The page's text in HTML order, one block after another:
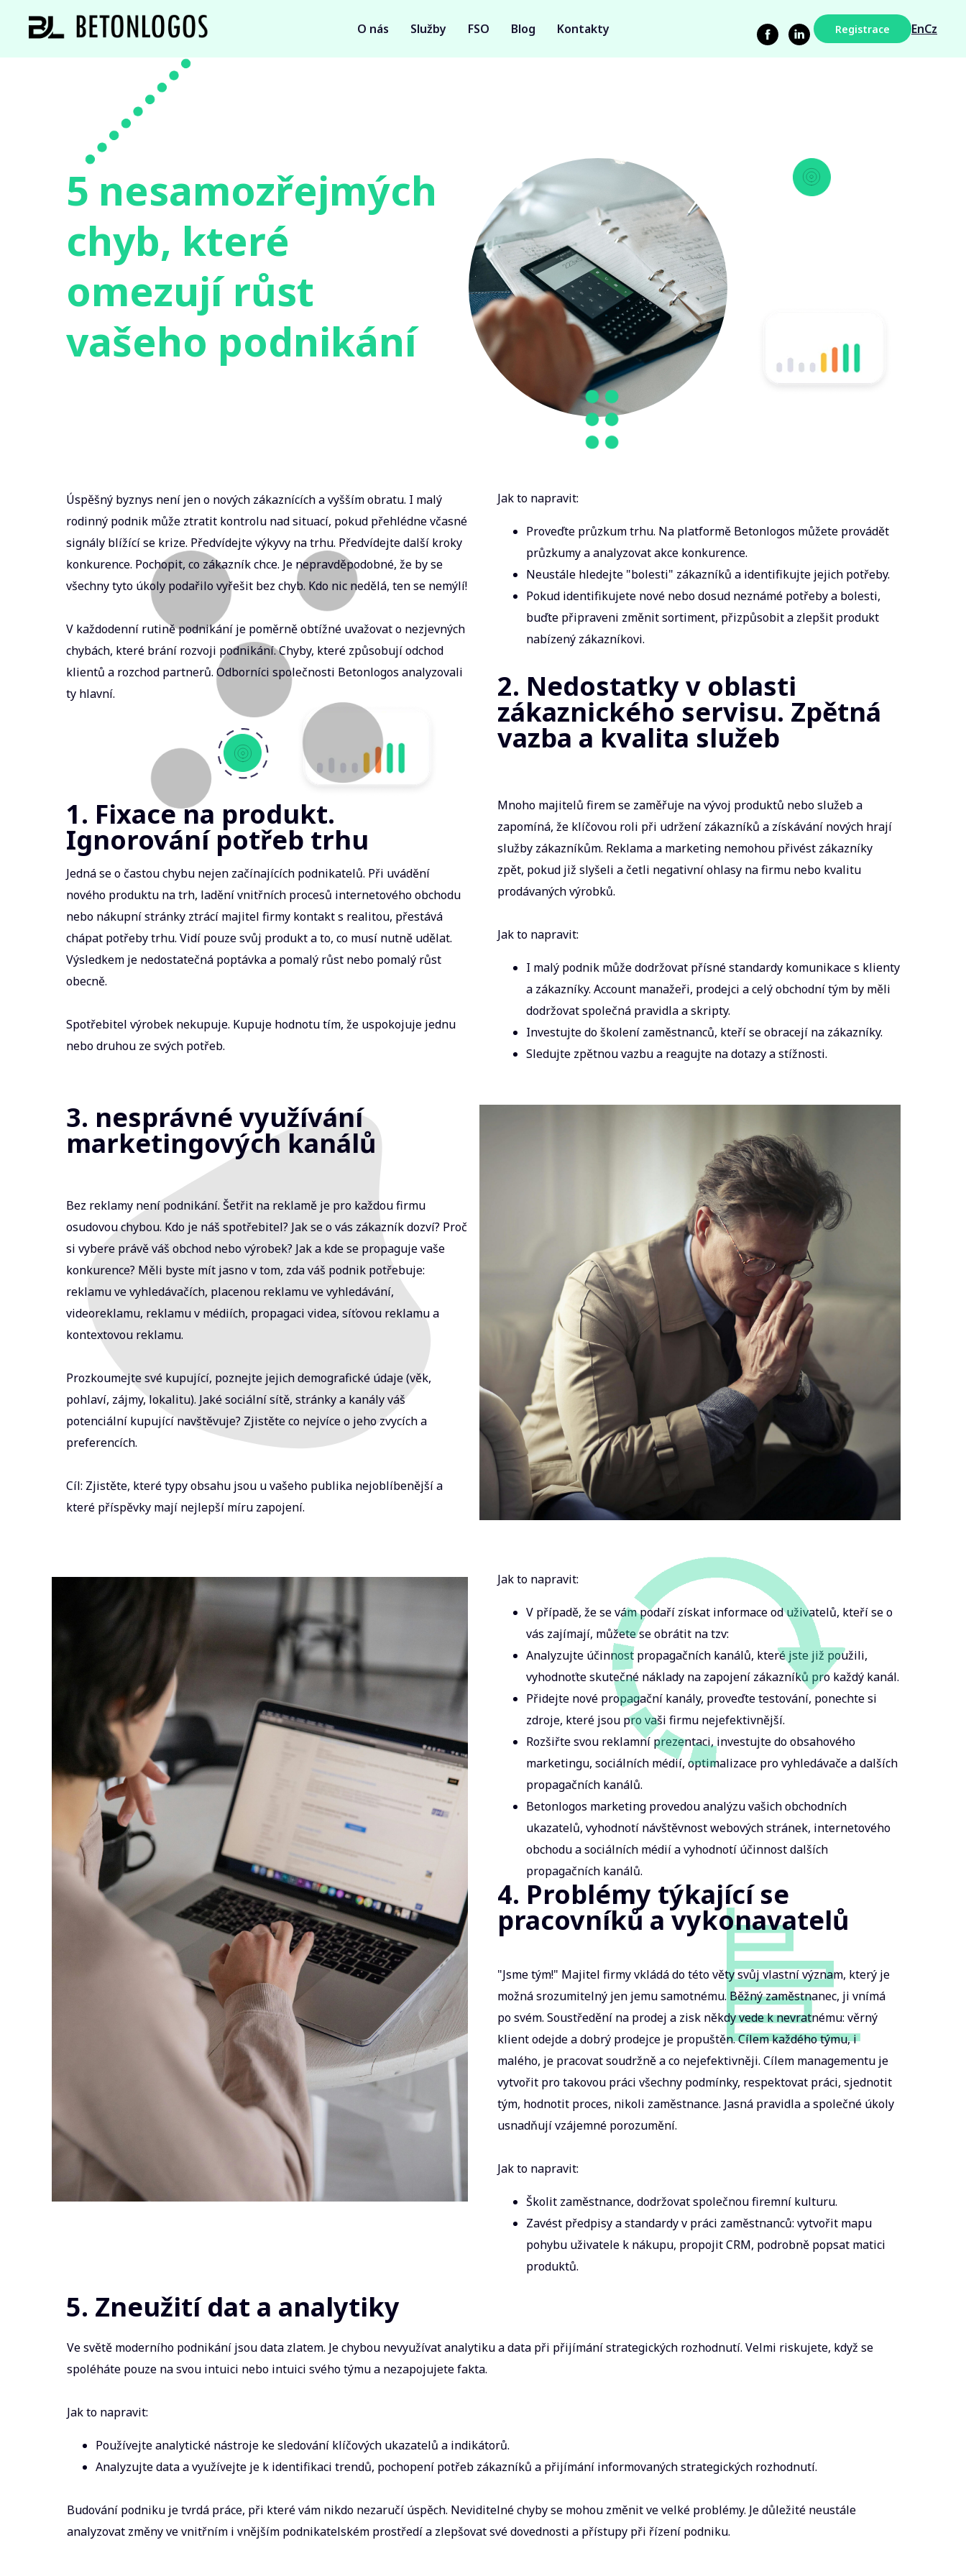
O nás Služby FSO Blog Kontakty Registrace EnCz
5 nesamozřejmých
chyb, které
omezují růst
vašeho podnikání
Jak to napravit:
Proveďte průzkum trhu. Na platformě Betonlogos můžete provádět
průzkumy a analyzovat akce konkurence.
Neustále hledejte "bolesti" zákazníků a identifikujte jejich potřeby.
Pokud identifikujete nové nebo dosud neznámé potřeby a bolesti,
buďte připraveni změnit sortiment, přizpůsobit a zlepšit produkt
nabízený zákazníkovi.
Úspěšný byznys není jen o nových zákaznících a vyšším obratu. I malý
rodinný podnik může ztratit kontrolu nad situací, pokud přehlédne včasné
signály blížící se krize. Předvídejte výkyvy na trhu. Předvídejte další kroky
konkurence. Pochopit, co zákazník chce. Je nepravděpodobné, že by se
všechny tyto úkoly podařilo vyřešit bez chyb. Kdo nic nedělá, ten se nemýlí!
V každodenní rutině podnikání je poměrně obtížné uvažovat o nezjevných
chybách, které brání rozvoji podnikání. Chyby, které způsobují odchod
klientů a rozchod partnerů. Odborníci společnosti Betonlogos analyzovali
ty hlavní.
Mnoho majitelů firem se zaměřuje na vývoj produktů nebo služeb a
zapomíná, že klíčovou roli při udržení zákazníků a získávání nových hrají
služby zákazníkům. Reklama a marketing nemohou přivést zákazníky
zpět, pokud již slyšeli a četli negativní ohlasy na firmu nebo kvalitu
prodávaných výrobků.
Jak to napravit:
I malý podnik může dodržovat přísné standardy komunikace s klienty
a zákazníky. Account manažeři, prodejci a celý obchodní tým by měli
dodržovat společná pravidla a skripty.
Investujte do školení zaměstnanců, kteří se obracejí na zákazníky.
Sledujte zpětnou vazbu a reagujte na dotazy a stížnosti.
2. Nedostatky v oblasti
zákaznického servisu. Zpětná
vazba a kvalita služeb
1. Fixace na produkt.
Ignorování potřeb trhu
Jedná se o častou chybu nejen začínajících podnikatelů. Při uvádění
nového produktu na trh, ladění vnitřních procesů internetového obchodu
nebo nákupní stránky ztrácí majitel firmy kontakt s realitou, přestává
chápat potřeby trhu. Vidí pouze svůj produkt a to, co musí nutně udělat.
Výsledkem je nedostatečná poptávka a pomalý růst nebo pomalý růst
obecně.
Spotřebitel výrobek nekupuje. Kupuje hodnotu tím, že uspokojuje jednu
nebo druhou ze svých potřeb.
Bez reklamy není podnikání. Šetřit na reklamě je pro každou firmu
osudovou chybou. Kdo je náš spotřebitel? Jak se o vás zákazník dozví? Proč
si vybere právě váš obchod nebo výrobek? Jak a kde se propaguje vaše
konkurence? Měli byste mít jasno v tom, zda váš podnik potřebuje:
reklamu ve vyhledávačích, placenou reklamu ve vyhledávání,
videoreklamu, reklamu v médiích, propagaci videa, síťovou reklamu a
kontextovou reklamu.
Prozkoumejte své kupující, poznejte jejich demografické údaje (věk,
pohlaví, zájmy, lokalitu). Jaké sociální sítě, stránky a kanály váš
potenciální kupující navštěvuje? Zjistěte co nejvíce o jeho zvycích a
preferencích.
Cíl: Zjistěte, které typy obsahu jsou u vašeho publika nejoblíbenější a
které příspěvky mají nejlepší míru zapojení.
Jak to napravit:
V případě, že se vám podaří získat informace od uživatelů, kteří se o
vás zajímají, můžete se obrátit na tzv:
Analyzujte účinnost propagačních kanálů, které jste již použili,
vyhodnoťte skutečné náklady na zapojení zákazníků pro každý kanál.
Přidejte nové propagační kanály, proveďte testování, ponechte si
zdroje, které jsou pro vaši firmu nejefektivnější.
Rozšiřte svou reklamní prezentaci, investujte do obsahového
marketingu, sociálních médií, optimalizace pro vyhledávače a dalších
propagačních kanálů.
Betonlogos marketing provedou analýzu vašich obchodních
ukazatelů, vyhodnotí návštěvnost webových stránek, internetového
obchodu a sociálních médií a vyhodnotí účinnost dalších
propagačních kanálů.
Ve světě moderního podnikání jsou data zlatem. Je chybou nevyužívat analytiku a data při přijímání strategických rozhodnutí. Velmi riskujete, když se
spoléháte pouze na svou intuici nebo intuici svého týmu a nezapojujete fakta.
Jak to napravit:
Používejte analytické nástroje ke sledování klíčových ukazatelů a indikátorů.
Analyzujte data a využívejte je k identifikaci trendů, pochopení potřeb zákazníků a přijímání informovaných strategických rozhodnutí.
Budování podniku je tvrdá práce, při které vám nikdo nezaručí úspěch. Neviditelné chyby se mohou změnit ve velké problémy. Je důležité neustále
analyzovat změny ve vnitřním i vnějším podnikatelském prostředí a zlepšovat své dovednosti a přístupy při řízení podniku.
3. nesprávné využívání
marketingových kanálů
"Jsme tým!" Majitel firmy vkládá do této věty svůj vlastní význam, který je
možná srozumitelný jen jemu samotnému. Běžný zaměstnanec, ji vnímá
po svém. Soustředění na prodej a zisk někdy vede k nevratnému: věrný
klient odejde a dobrý prodejce je propuštěn. Cílem každého týmu, i
malého, je pracovat soudržně a co nejefektivněji. Cílem managementu je
vytvořit pro takovou práci všechny podmínky, respektovat práci, sjednotit
tým, hodnotit proces, nikoli zaměstnance. Jasná pravidla a společné úkoly
usnadňují vzájemné porozumění.
Jak to napravit:
Školit zaměstnance, dodržovat společnou firemní kulturu.
Zavést předpisy a standardy v práci zaměstnanců: vytvořit mapu
pohybu uživatele k nákupu, propojit CRM, podrobně popsat matici
produktů.
4. Problémy týkající se
pracovníků a vykonavatelů
5. Zneužití dat a analytiky